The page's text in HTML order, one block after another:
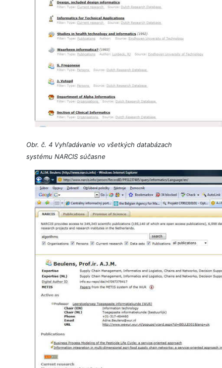
Obr. č. 4 Vyhľadávanie vo všetkých databázach
systému NARCIS súčasne